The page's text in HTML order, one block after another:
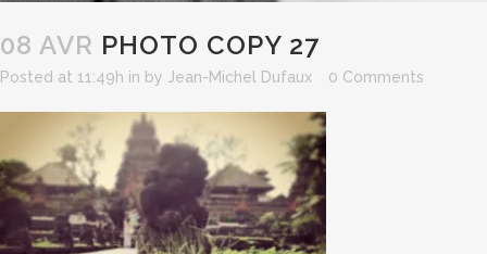
08 AVR PHOTO COPY 27
Posted at 11:49h in by Jean-Michel Dufaux 0 Comments